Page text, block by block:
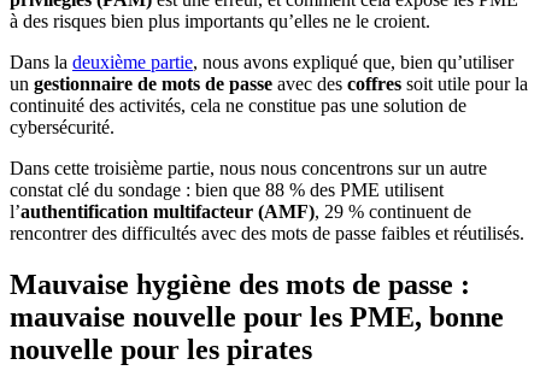
à des risques bien plus importants qu’elles ne le croient.
Dans la deuxième partie, nous avons expliqué que, bien qu’utiliser
un gestionnaire de mots de passe avec des coffres soit utile pour la
continuité des activités, cela ne constitue pas une solution de
cybersécurité.
Dans cette troisième partie, nous nous concentrons sur un autre
constat clé du sondage : bien que 88 % des PME utilisent
l’authentification multifacteur (AMF), 29 % continuent de
rencontrer des difficultés avec des mots de passe faibles et réutilisés.
Mauvaise hygiène des mots de passe :
mauvaise nouvelle pour les PME, bonne
nouvelle pour les pirates